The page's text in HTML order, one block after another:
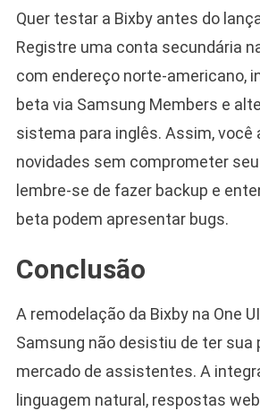
Quer testar a Bixby antes do
Registre uma conta secundária
com endereço norte-americano,
beta via Samsung Members e
sistema para inglês. Assim, você
novidades sem comprometer
lembre-se de fazer backup e
beta podem apresentar bugs.
Conclusão
A remodelação da Bixby na One
Samsung não desistiu de ter sua
mercado de assistentes. A
linguagem natural, respostas